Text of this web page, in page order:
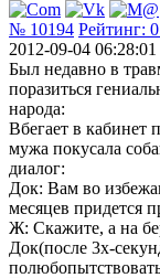
№ 10194 Рейтинг: 0
2012-09-04 06:28:01
Был недавно в
поразиться
народа:
Вбегает в кабинет
мужа покусала
диалог:
Док: Вам во
месяцев придется
Ж: Скажите, а на
Док(после 3х-